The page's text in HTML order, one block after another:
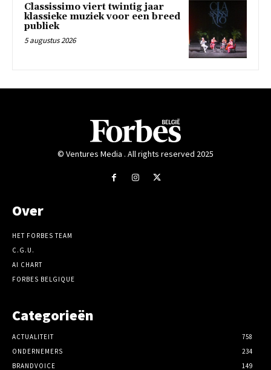
Classissimo viert twintig jaar
klassieke muziek voor een breed
publiek
5 augustus 2026
© Ventures Media . All rights reserved 2025
Over
HET FORBES TEAM
C.G.U.
AI CHART
FORBES BELGIQUE
Categorieën
ACTUALITEIT
758
ONDERNEMERS
234
BRANDVOICE
149